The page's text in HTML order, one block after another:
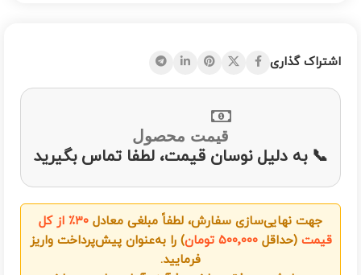
اشتراک گذاری
قیمت محصول
📞 به دلیل نوسان قیمت، لطفا تماس بگیرید
جهت نهایی‌سازی سفارش، لطفاً مبلغی معادل
۳۰٪ از کل
قیمت (حداقل۵۰۰٬۰۰۰ تومان
) را به‌عنوان پیش‌پرداخت واریز
فرمایید.